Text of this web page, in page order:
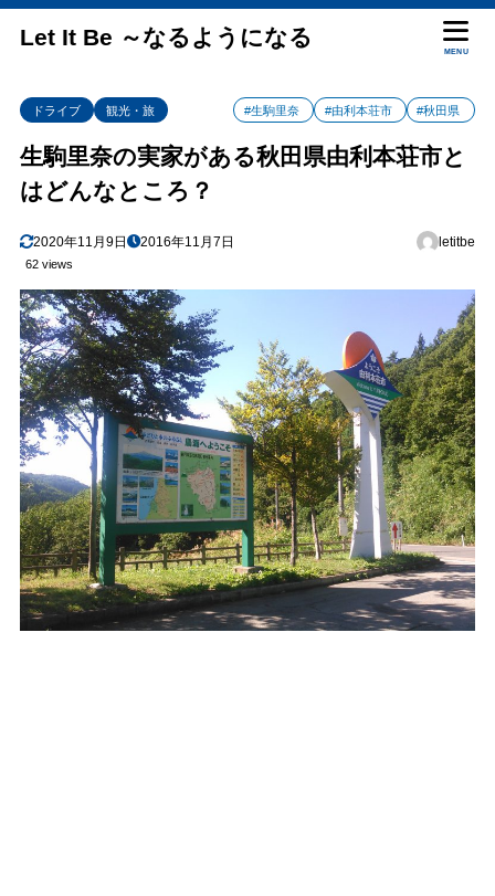
Let It Be ～なるようになる
MENU
ドライブ 観光・旅 #生駒里奈 #由利本荘市 #秋田県
生駒里奈の実家がある秋田県由利本荘市と
はどんなところ？
2020年11月9日 2016年11月7日 letitbe
62 views